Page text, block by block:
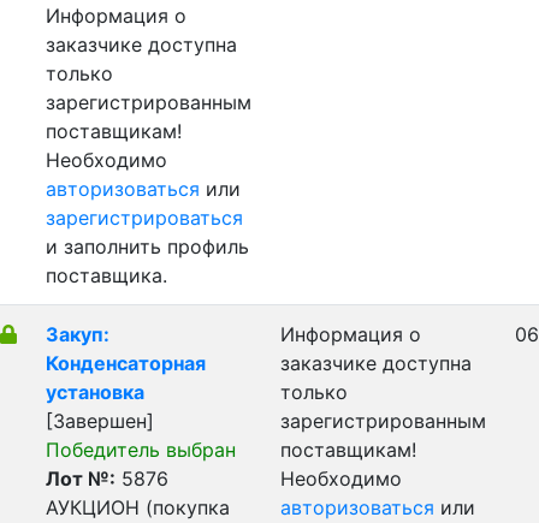
Информация о
заказчике доступна
только
зарегистрированным
поставщикам!
Необходимо
авторизоваться или
зарегистрироваться
и заполнить профиль
поставщика.
Закуп:
Конденсаторная
установка
[Завершен]
Победитель выбран
Лот №: 5876
АУКЦИОН (покупка
Информация о
заказчике доступна
только
зарегистрированным
поставщикам!
Необходимо
авторизоваться или